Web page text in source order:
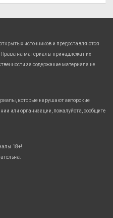
источников и предоставляются
Права на материалы принадлежат их
за содержание материала не
которые нарушают авторские
или организации, пожалуйста, сообщите
18+!